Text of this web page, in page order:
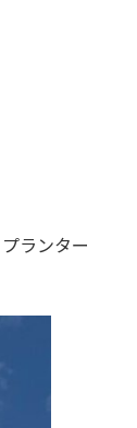
ランター